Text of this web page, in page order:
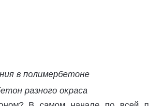
разного окраса